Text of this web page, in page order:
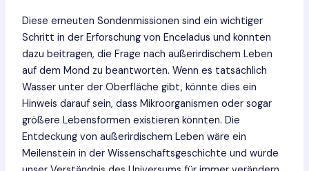
Diese erneuten Sondenmissionen sind ein wichtiger
Schritt in der Erforschung von Enceladus und könnten
dazu beitragen, die Frage nach außerirdischem Leben
auf dem Mond zu beantworten. Wenn es tatsächlich
Wasser unter der Oberfläche gibt, könnte dies ein
Hinweis darauf sein, dass Mikroorganismen oder sogar
größere Lebensformen existieren könnten. Die
Entdeckung von außerirdischem Leben wäre ein
Meilenstein in der Wissenschaftsgeschichte und würde